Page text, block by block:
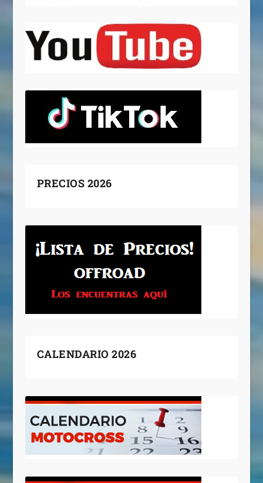
PRECIOS 2026
CALENDARIO 2026